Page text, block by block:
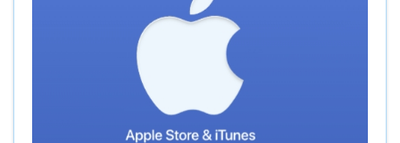
«ВНЕШПРОМБАНК»
«БАНК ГЛОБЭКС»